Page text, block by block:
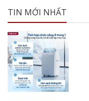
TIN MỚI NHẤT